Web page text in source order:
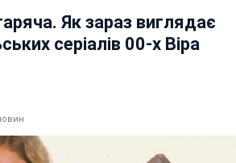
Як зараз виглядає
серіалів 00-х Віра